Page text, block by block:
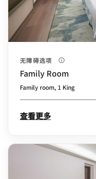
无障碍选项
Family Room
Family room, 1 King
查看更多